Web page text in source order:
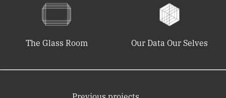
The Glass Room Our Data Our Selves